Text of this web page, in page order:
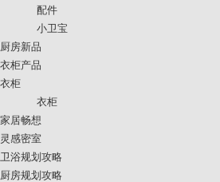
配件
小卫宝
厨房新品
衣柜产品
衣柜
衣柜
家居畅想
灵感密室
卫浴规划攻略
厨房规划攻略